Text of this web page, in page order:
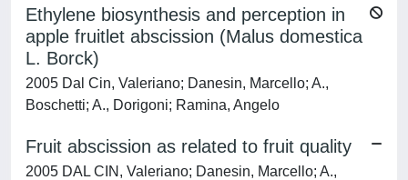
Ethylene biosynthesis and perception in
apple fruitlet abscission (Malus domestica
L. Borck)
2005 Dal Cin, Valeriano; Danesin, Marcello; A.,
Boschetti; A., Dorigoni; Ramina, Angelo
Fruit abscission as related to fruit quality
2005 DAL CIN, Valeriano; Danesin, Marcello; A.,